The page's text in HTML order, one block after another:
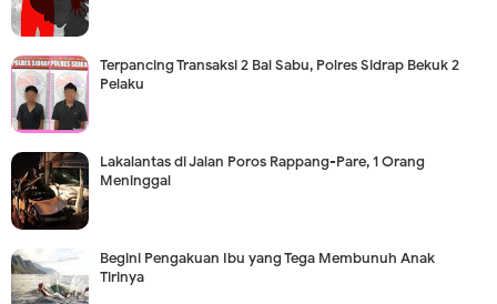
Terpancing Transaksi 2 Bal Sabu, Polres Sidrap Bekuk 2
Pelaku
Lakalantas di Jalan Poros Rappang-Pare, 1 Orang
Meninggal
Begini Pengakuan Ibu yang Tega Membunuh Anak
Tirinya